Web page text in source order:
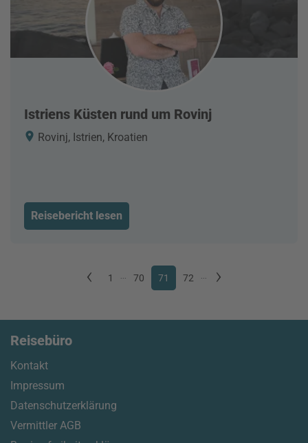
Istriens Küsten rund um Rovinj
Rovinj, Istrien, Kroatien
Reisebericht lesen
1 70 71 72
Reisebüro
Kontakt
Impressum
Datenschutzerklärung
Vermittler AGB